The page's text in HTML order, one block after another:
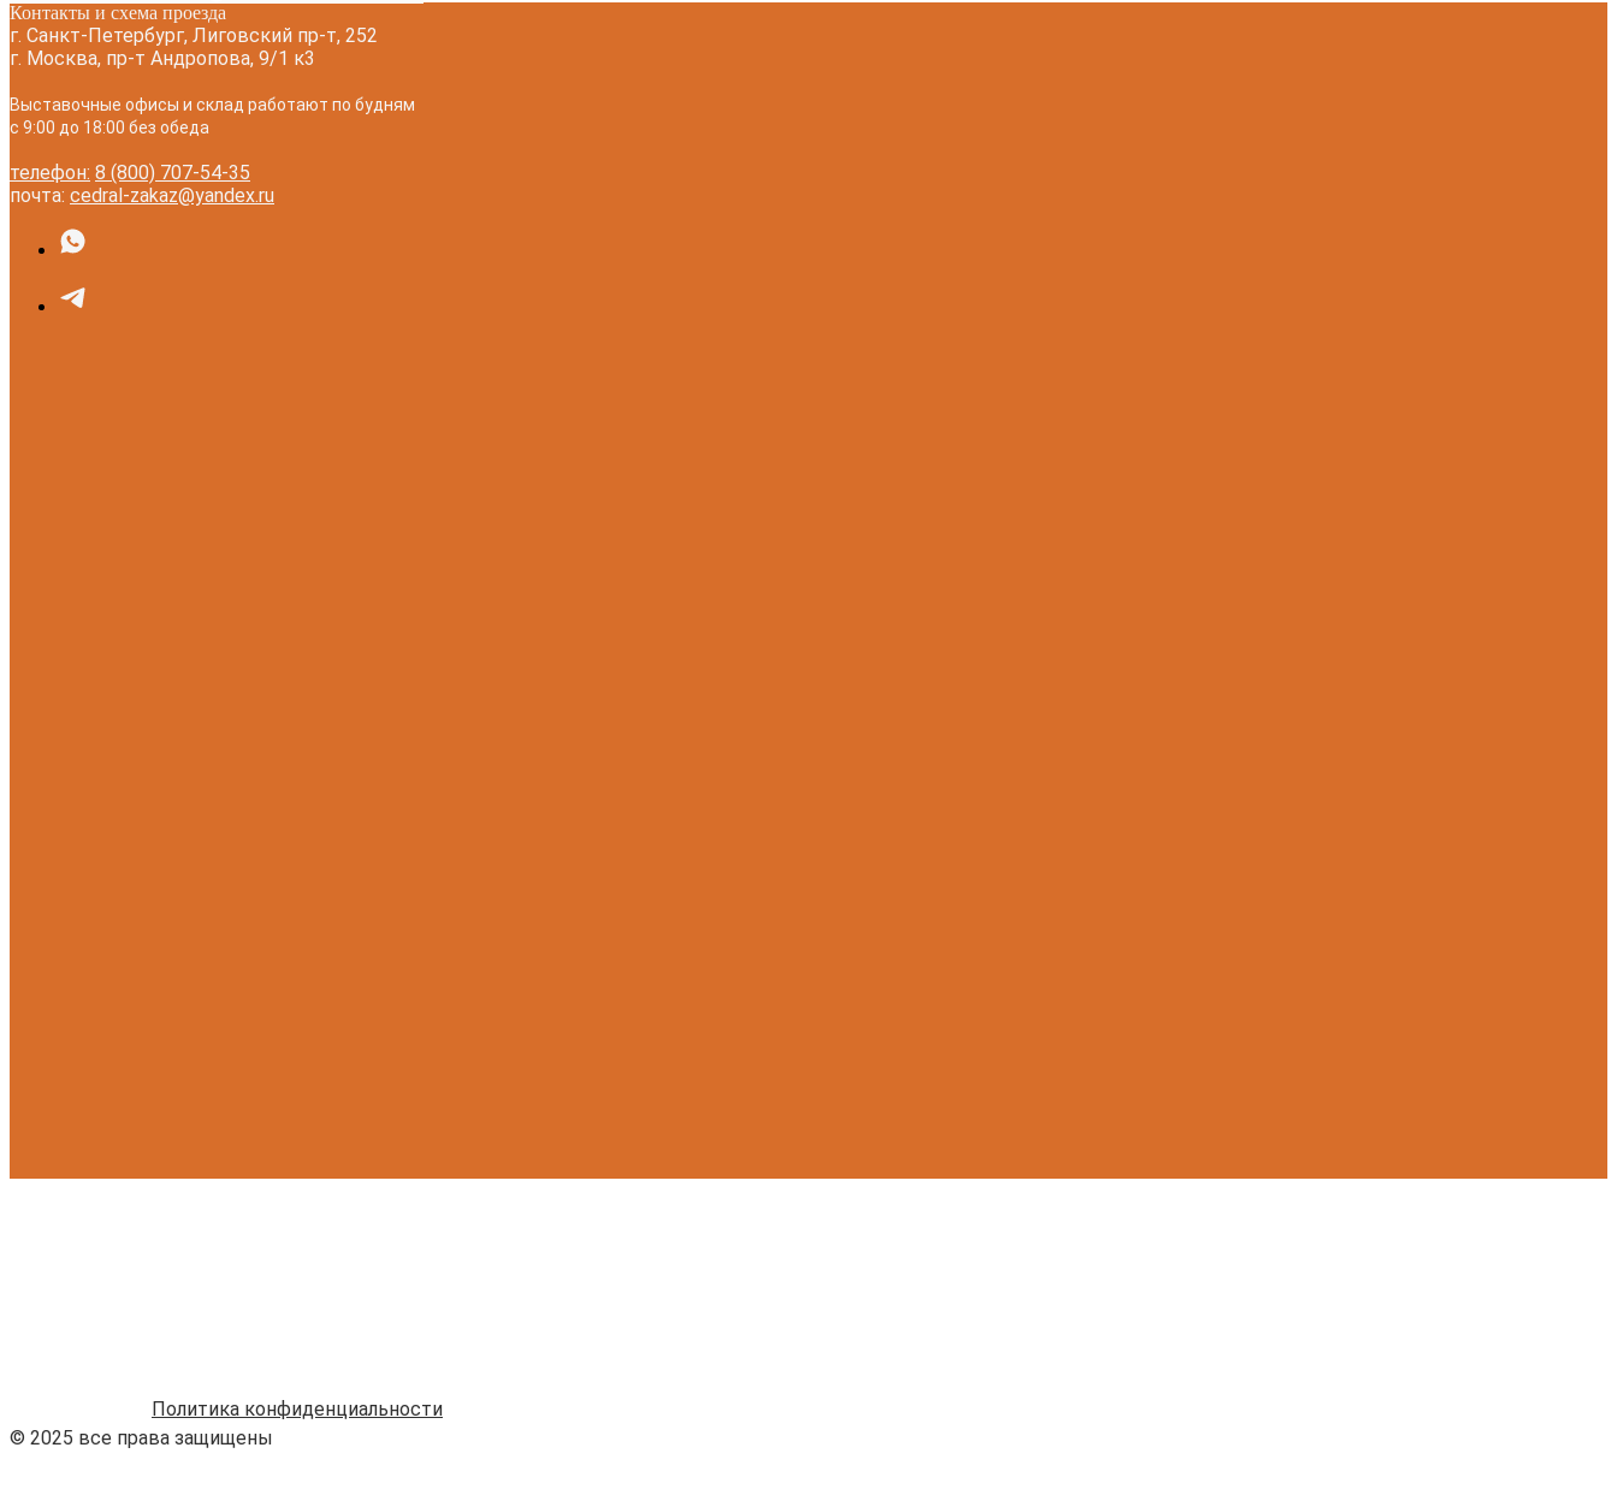
Контакты и схема проезда
г. Санкт-Петербург, Лиговский пр-т, 252
г. Москва, пр-т Андропова, 9/1 к3
Выставочные офисы и склад работают по будням
с 9:00 до 18:00 без обеда
телефон: 8 (800) 707-54-35
почта: cedral-zakaz@yandex.ru
Политика конфиденциальности
© 2025 все права защищены